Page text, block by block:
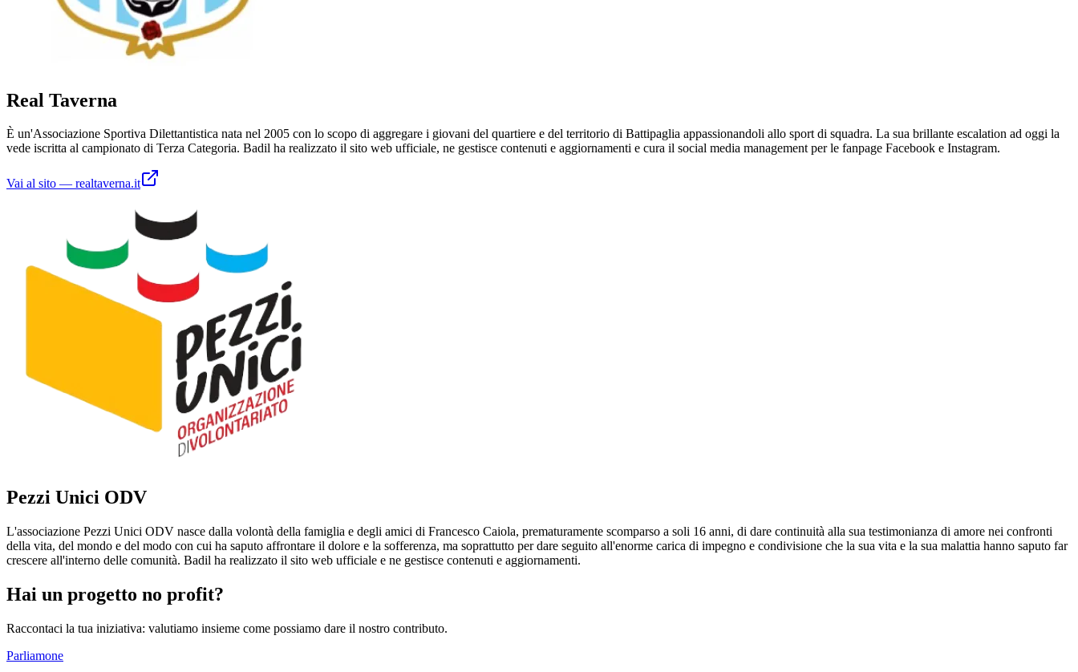
Real Taverna
È un'Associazione Sportiva Dilettantistica nata nel 2005 con lo scopo di aggregare i giovani del quartiere e del territorio di Battipaglia appassionandoli allo sport di squadra. La sua brillante escalation ad oggi la
vede iscritta al campionato di Terza Categoria. Badil ha realizzato il sito web ufficiale, ne gestisce contenuti e aggiornamenti e cura il social media management per le fanpage Facebook e Instagram.
Vai al sito — realtaverna.it
Pezzi Unici ODV
L'associazione Pezzi Unici ODV nasce dalla volontà della famiglia e degli amici di Francesco Caiola, prematuramente scomparso a soli 16 anni, di dare continuità alla sua testimonianza di amore nei confronti
della vita, del mondo e del modo con cui ha saputo affrontare il dolore e la sofferenza, ma soprattutto per dare seguito all'enorme carica di impegno e condivisione che la sua vita e la sua malattia hanno saputo far
crescere all'interno delle comunità. Badil ha realizzato il sito web ufficiale e ne gestisce contenuti e aggiornamenti.
Hai un progetto no profit?
Raccontaci la tua iniziativa: valutiamo insieme come possiamo dare il nostro contributo.
Parliamone